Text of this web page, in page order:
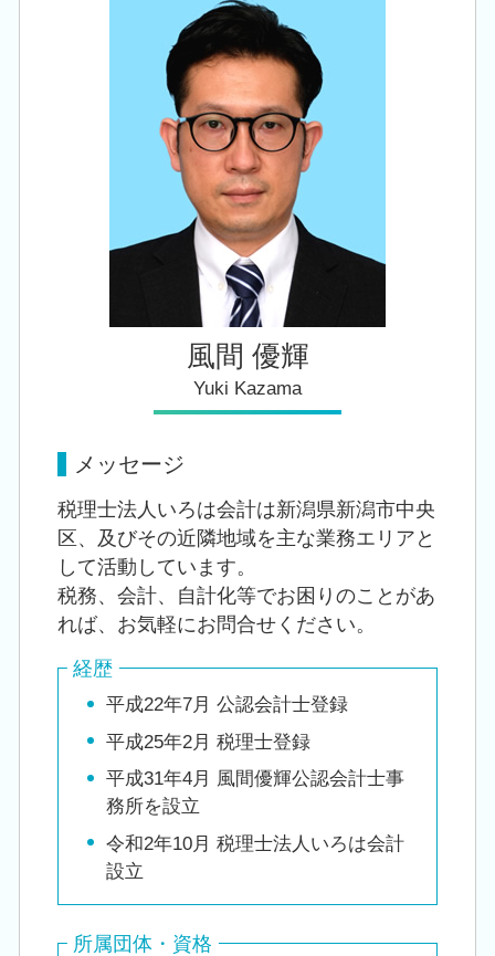
税務顧問 税理士法人
自計化 システム 支援
事業承継 相続税
小規模宅地等の特例 要件
名義預金 贈与税
生前 相続対策
創業支援 税理士 相談 三条市
創業支援 税理士 相談 新潟市南区
税務顧問 税理士 相談 長岡市
会社設立 税理士 相談 阿賀野市
会社設立 税理士 相談 五泉市
税務顧問 税理士 相談 新潟市南区
相続 税理士 相談 田上町
創業支援 税理士 相談 西蒲区
風間 優輝
Yuki Kazama
メッセージ
税理士法人いろは会計は新潟県新潟市中央
区、及びその近隣地域を主な業務エリアと
して活動しています。
税務、会計、自計化等でお困りのことがあ
れば、お気軽にお問合せください。
経歴
平成22年7月 公認会計士登録
平成25年2月 税理士登録
平成31年4月 風間優輝公認会計士事
務所を設立
令和2年10月 税理士法人いろは会計
設立
所属団体・資格